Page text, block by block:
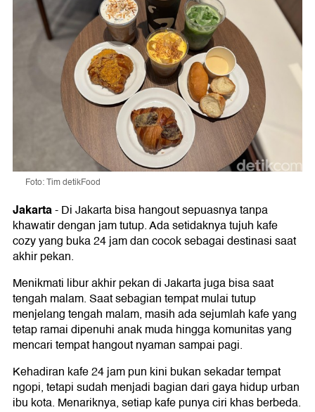
Foto: Tim detikFood
Jakarta-Di Jakarta bisa hangout sepuasnya tanpa
khawatir dengan jam tutup. Ada setidaknya tujuh kafe
cozy yang buka 24 jam dan cocok sebagai destinasi saat
akhir pekan.
Menikmati libur akhir pekan di Jakarta juga bisa saat
tengah malam. Saat sebagian tempat mulai tutup
menjelang tengah malam, masih ada sejumlah kafe yang
tetap ramai dipenuhi anak muda hingga komunitas yang
mencari tempat hangout nyaman sampai pagi.
Kehadiran kafe 24 jam pun kini bukan sekadar tempat
ngopi, tetapi sudah menjadi bagian dari gaya hidup urban
ibu kota. Menariknya, setiap kafe punya ciri khas berbeda.